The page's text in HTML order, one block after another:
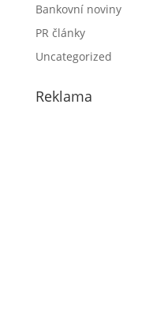
Bankovní noviny
PR články
Uncategorized
Reklama